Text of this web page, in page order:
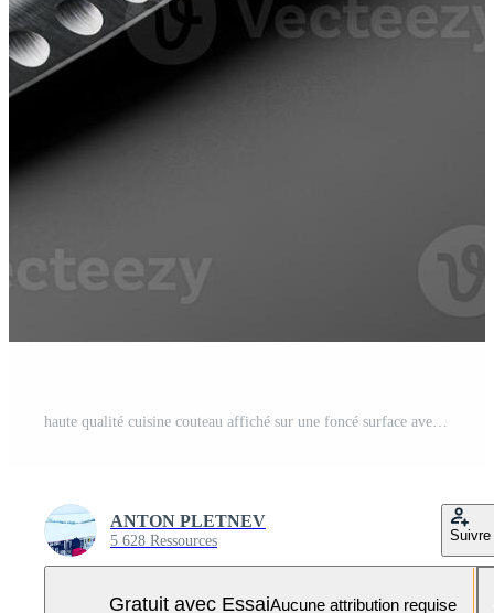
ANTON PLETNEV
5 628 Ressources Suivre
Gratuit avec EssaiAucune attribution requise